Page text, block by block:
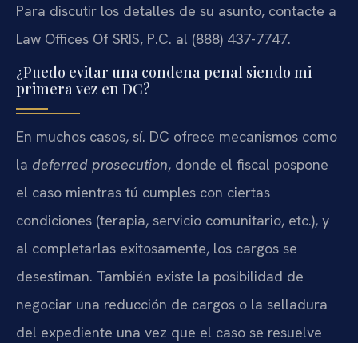
Para discutir los detalles de su asunto, contacte a
Law Offices Of SRIS, P.C. al (888) 437-7747.
¿Puedo evitar una condena penal siendo mi
primera vez en DC?
En muchos casos, sí. DC ofrece mecanismos como
la deferred prosecution, donde el fiscal pospone
el caso mientras tú cumples con ciertas
condiciones (terapia, servicio comunitario, etc.), y
al completarlas exitosamente, los cargos se
desestiman. También existe la posibilidad de
negociar una reducción de cargos o la selladura
del expediente una vez que el caso se resuelve